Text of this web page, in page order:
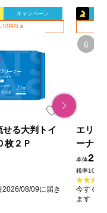
キャンペーン
10円引き
る大判トイ
枚２Ｐ
08/09に届き
エリエ
ーナー
ト ク
用 １
本体
税率10％
今すぐの
ます